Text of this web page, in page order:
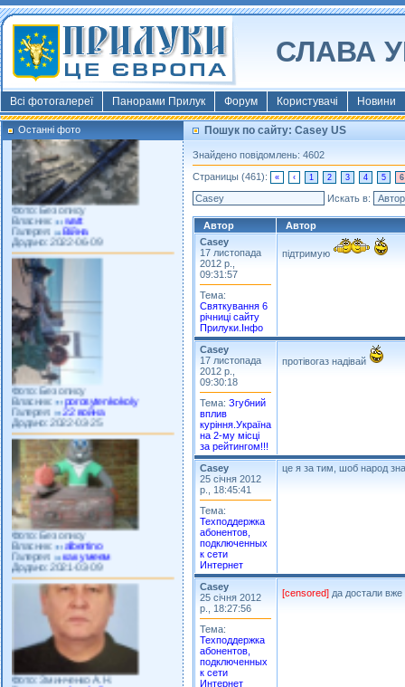
СЛАВА
Всі фотогалереї Панорами Прилук Форум Користувачі Новини
Останні фото
Фото: Київ 2022
Власник:
morsresistis
Галерея:
Templates
Додано: 2022-11-13
Фото: Без опису
Власник:
watt
Галерея:
Війна
Додано: 2022-06-09
Фото: Без опису
Власник:
porosytenkokoly
Галерея:
22 война
Додано: 2022-03-25
Фото: Без опису
Власник:
albertino
Галерея:
как умеем
Додано: 2021-03-09
Фото: Зминченко А.Н.
Власник:
alexzhell
Пошук по сайту: Casey US
Знайдено повідомлень: 4602
Страницы (461):
« ‹ 1 2 3 4 5 6
Искать в:
Автор
Автор
Casey
17 листопада
2012 р.,
09:31:57
Тема:
Святкування 6
річниці сайту
Прилуки.Інфо
підтримую
Casey
17 листопада
2012 р.,
09:30:18
Тема: Згубний
вплив
куріння.Україна
на 2-му місці
за рейтингом!!!
протівогаз надівай
Casey
25 січня 2012
р., 18:45:41
Тема:
Техподдержка
абонентов,
подключенных
к сети
Интернет
це я за тим, шоб народ
Casey
25 січня 2012
р., 18:27:56
Тема:
Техподдержка
абонентов,
подключенных
к сети
Интернет
[censored] да достали